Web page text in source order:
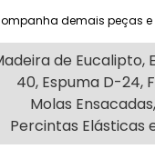
demais peças e
de Eucalipto,
40, Espuma D-24,
Molas
Percintas Elásticas